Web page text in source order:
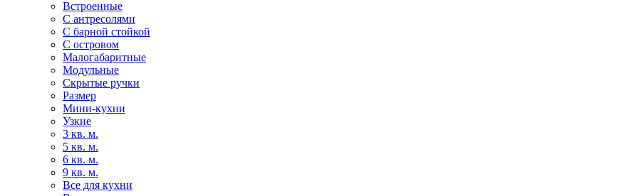
Встроенные
С антресолями
С барной стойкой
С островом
Малогабаритные
Модульные
Скрытые ручки
Размер
Мини-кухни
Узкие
3 кв. м.
5 кв. м.
6 кв. м.
9 кв. м.
Все для кухни